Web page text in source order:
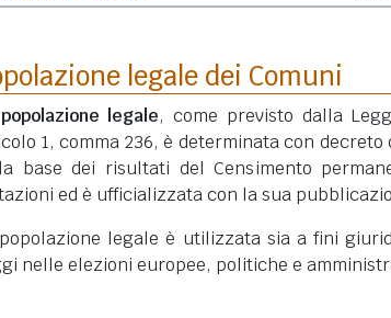
legale dei Comuni
popolazione legale, come previsto dalla
1, comma 236, è determinata con
base dei risultati del Censimento
ed è ufficializzata con la sua
legale è utilizzata sia a fini
nelle elezioni europee, politiche e